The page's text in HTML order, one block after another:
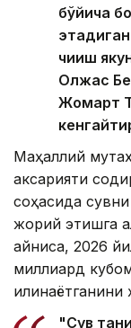
бўйича
чиқиш
Олжас
Жомарт
Маҳаллий
аксарияти
соҳасида
жорий этишга
айниқса, 2026
миллиард
"Сув